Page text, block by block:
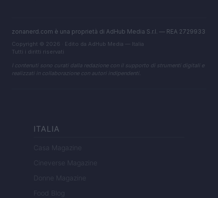
zonanerd.com è una proprietà di AdHub Media S.r.l. — REA 2729933
Copyright © 2026 · Edito da AdHub Media — Italia
Tutti i diritti riservati
I contenuti sono curati dalla redazione con il supporto di strumenti digitali e
realizzati in collaborazione con autori indipendenti.
ITALIA
Casa Magazine
Cineverse Magazine
Donne Magazine
Food Blog